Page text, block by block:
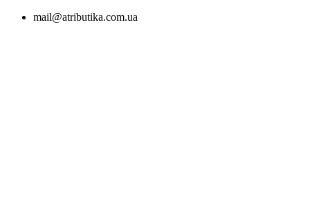
mail@atributika.com.ua